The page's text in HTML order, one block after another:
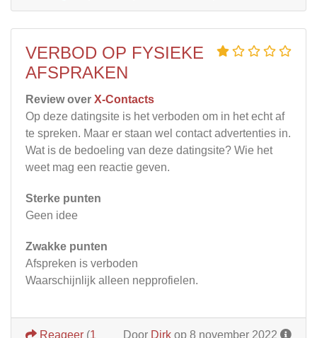
VERBOD OP FYSIEKE
AFSPRAKEN
Review over X-Contacts
Op deze datingsite is het verboden om in het echt af
te spreken. Maar er staan wel contact advertenties in.
Wat is de bedoeling van deze datingsite? Wie het
weet mag een reactie geven.
Sterke punten
Geen idee
Zwakke punten
Afspreken is verboden
Waarschijnlijk alleen nepprofielen.
Door Dirk op 8 november 2022
Reageer (1